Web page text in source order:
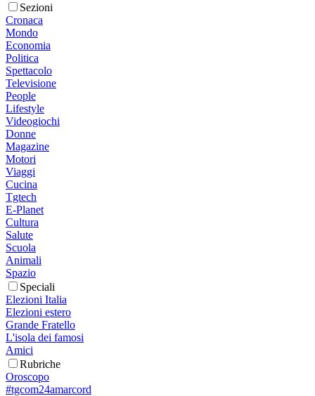
Sezioni
Cronaca
Mondo
Economia
Politica
Spettacolo
Televisione
People
Lifestyle
Videogiochi
Donne
Magazine
Motori
Viaggi
Cucina
Tgtech
E-Planet
Cultura
Salute
Scuola
Animali
Spazio
Speciali
Elezioni Italia
Elezioni estero
Grande Fratello
L'isola dei famosi
Amici
Rubriche
Oroscopo
#tgcom24amarcord